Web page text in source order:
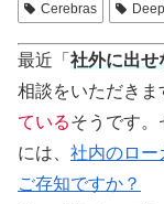
Cerebras
最近「 社外に出せ
相談をいただきま
ているそうです。
には、 社内のロー
ご存知ですか？